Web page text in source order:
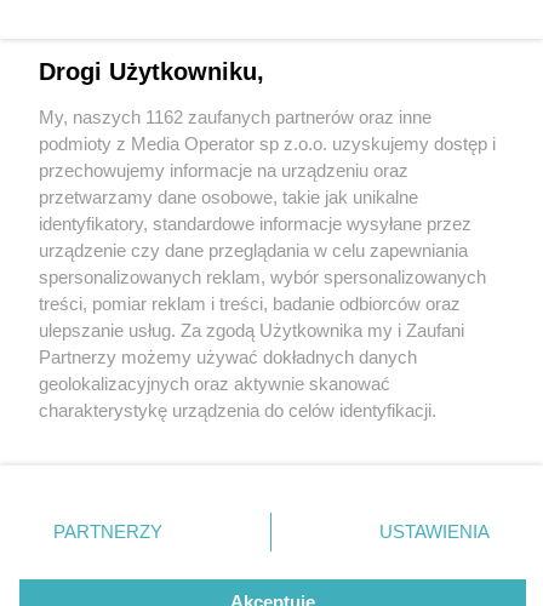
9 / 0
Wydawca mediów lokalnych
Nie zapomnij
zapoznać się z:
polityką prywatności regulamin korzystania z portali
Twojemiasto
Piekary Śląskie
Chorzów
Tarnowskie Góry
Gliwice
Skontakuj sięz nami
Kontakt
Wydawca
Redakcja
Drogi Użytkowniku,
My, naszych 1162 zaufanych partnerów oraz inne
podmioty z Media Operator sp z.o.o. uzyskujemy dostęp i
przechowujemy informacje na urządzeniu oraz
przetwarzamy dane osobowe, takie jak unikalne
identyfikatory, standardowe informacje wysyłane przez
urządzenie czy dane przeglądania w celu zapewniania
spersonalizowanych reklam, wybór spersonalizowanych
treści, pomiar reklam i treści, badanie odbiorców oraz
ulepszanie usług. Za zgodą Użytkownika my i Zaufani
Partnerzy możemy używać dokładnych danych
geolokalizacyjnych oraz aktywnie skanować
charakterystykę urządzenia do celów identyfikacji.
zmienić/wycofać klikając przycisk ustawień prywatności
znajdujący się w lewym dolnym rogu strony
rodzaje przetwarzania danych nie wymagają zgody
użytkownika, ale masz prawo sprzeciwić się takiemu
PARTNERZY USTAWIENIA
Akceptuję